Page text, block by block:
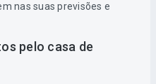
nas suas previsões e
pelo casa de